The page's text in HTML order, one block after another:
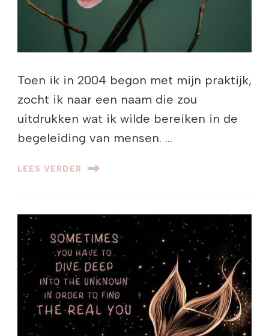
Toen ik in 2004 begon met mijn praktijk,
zocht ik naar een naam die zou
uitdrukken wat ik wilde bereiken in de
begeleiding van mensen. …
LEES VERDER